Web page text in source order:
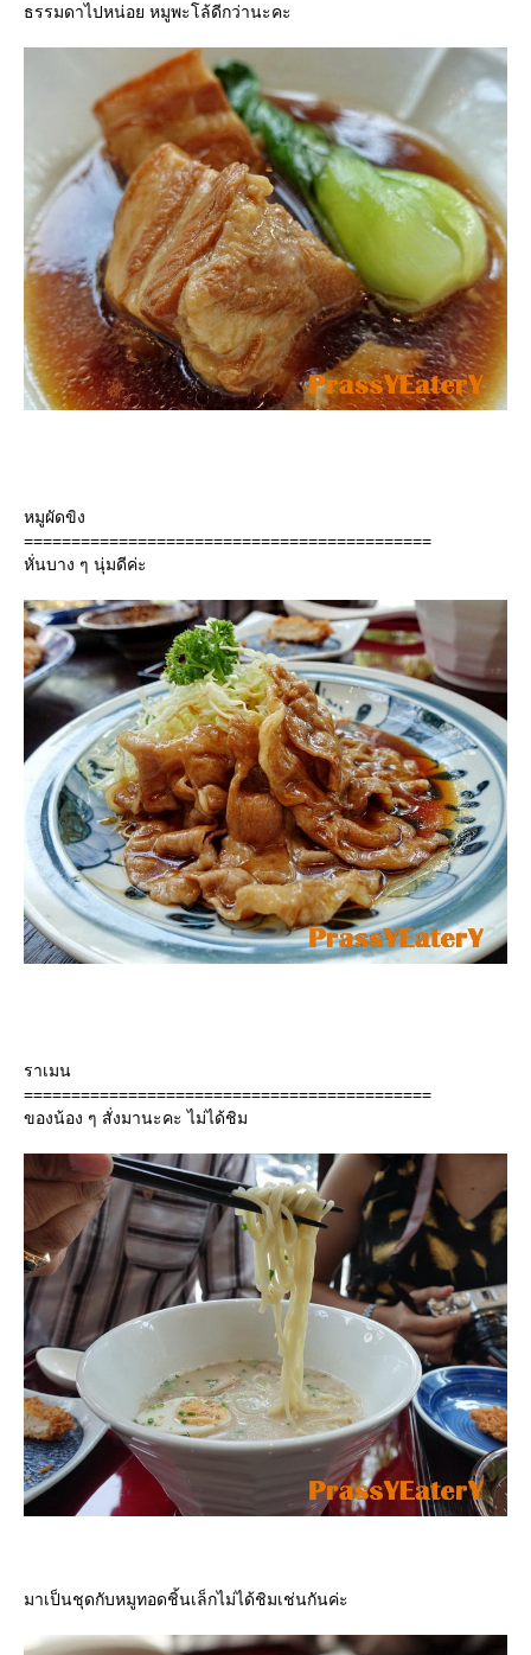
ธรรมดาไปหน่อย หมูพะโล้ดีกว่านะคะ
หมูผัดขิง
===========================================
หั่นบาง ๆ นุ่มดีค่ะ
ราเมน
===========================================
ของน้อง ๆ สั่งมานะคะ ไม่ได้ชิม
มาเป็นชุดกับหมูทอดชิ้นเล็กไม่ได้ชิมเช่นกันค่ะ